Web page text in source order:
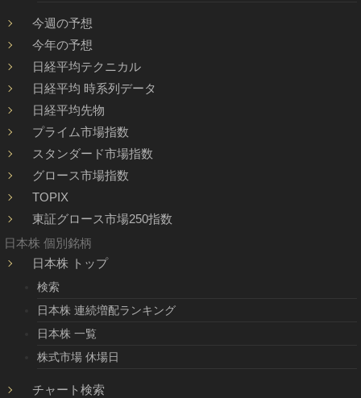
今週の予想
今年の予想
日経平均テクニカル
日経平均 時系列データ
日経平均先物
プライム市場指数
スタンダード市場指数
グロース市場指数
TOPIX
東証グロース市場250指数
日本株 個別銘柄
日本株 トップ
検索
日本株 連続増配ランキング
日本株 一覧
株式市場 休場日
チャート検索